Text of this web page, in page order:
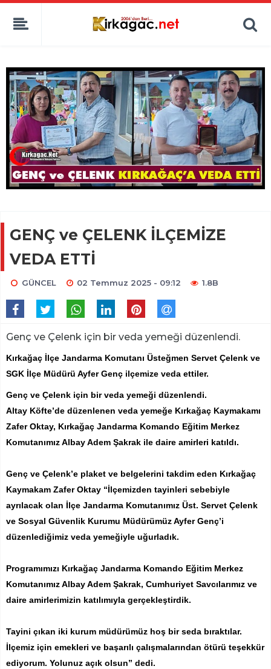
GENÇ ve ÇELENK İLÇEMİZE
VEDA ETTİ
GÜNCEL 02 Temmuz 2025 - 09:12 1.8B
Genç ve Çelenk için bir veda yemeği düzenlendi.
Kırkağaç İlçe Jandarma Komutanı Üsteğmen Servet Çelenk ve
SGK İlçe Müdürü Ayfer Genç ilçemize veda ettiler.
Genç ve Çelenk için bir veda yemeği düzenlendi.
Altay Köfte’de düzenlenen veda yemeğe Kırkağaç Kaymakamı
Zafer Oktay, Kırkağaç Jandarma Komando Eğitim Merkez
Komutanımız Albay Adem Şakrak ile daire amirleri katıldı.
Genç ve Çelenk’e plaket ve belgelerini takdim eden Kırkağaç
Kaymakam Zafer Oktay “İlçemizden tayinleri sebebiyle
ayrılacak olan İlçe Jandarma Komutanımız Üst. Servet Çelenk
ve Sosyal Güvenlik Kurumu Müdürümüz Ayfer Genç’i
düzenlediğimiz veda yemeğiyle uğurladık.
Programımızı Kırkağaç Jandarma Komando Eğitim Merkez
Komutanımız Albay Adem Şakrak, Cumhuriyet Savcılarımız ve
daire amirlerimizin katılımıyla gerçekleştirdik.
Tayini çıkan iki kurum müdürümüz hoş bir seda bıraktılar.
İlçemiz için emekleri ve başarılı çalışmalarından ötürü teşekkür
ediyorum. Yolunuz açık olsun” dedi.